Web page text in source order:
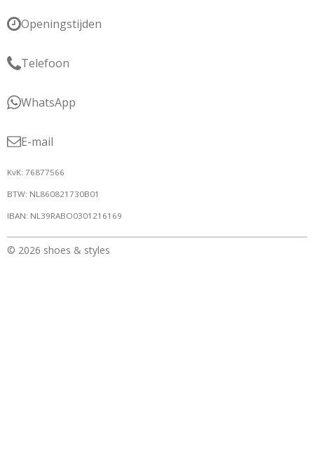
Openingstijden
Telefoon
WhatsApp
E-mail
KvK: 76877566
BTW: NL860821730B01
IBAN: NL39RABO0301216169
© 2026 shoes & styles